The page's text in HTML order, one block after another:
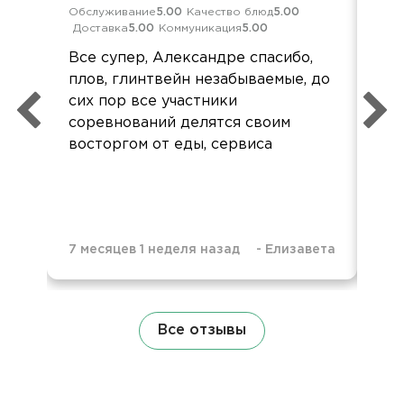
Обслуживание5.00 Качество блюд5.00
Доставка5.00 Коммуникация5.00
Все супер, Александре спасибо,
плов, глинтвейн незабываемые, до
сих пор все участники
соревнований делятся своим
восторгом от еды, сервиса
7 месяцев 1 неделя назад - Елизавета
Все отзывы